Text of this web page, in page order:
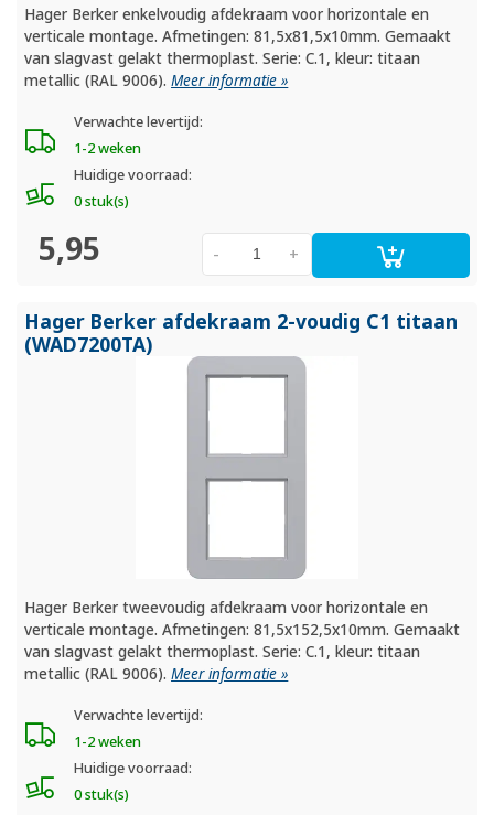
Hager Berker enkelvoudig afdekraam voor horizontale en
verticale montage. Afmetingen: 81,5x81,5x10mm. Gemaakt
van slagvast gelakt thermoplast. Serie: C.1, kleur: titaan
metallic (RAL 9006).Meer informatie »
Verwachte levertijd:
1-2 weken
Huidige voorraad:
0 stuk(s)
5,95 +
-
Hager Berker afdekraam 2-voudig C1 titaan
(WAD7200TA)
Hager Berker tweevoudig afdekraam voor horizontale en
verticale montage. Afmetingen: 81,5x152,5x10mm. Gemaakt
van slagvast gelakt thermoplast. Serie: C.1, kleur: titaan
metallic (RAL 9006).Meer informatie »
Verwachte levertijd:
1-2 weken
Huidige voorraad:
0 stuk(s)